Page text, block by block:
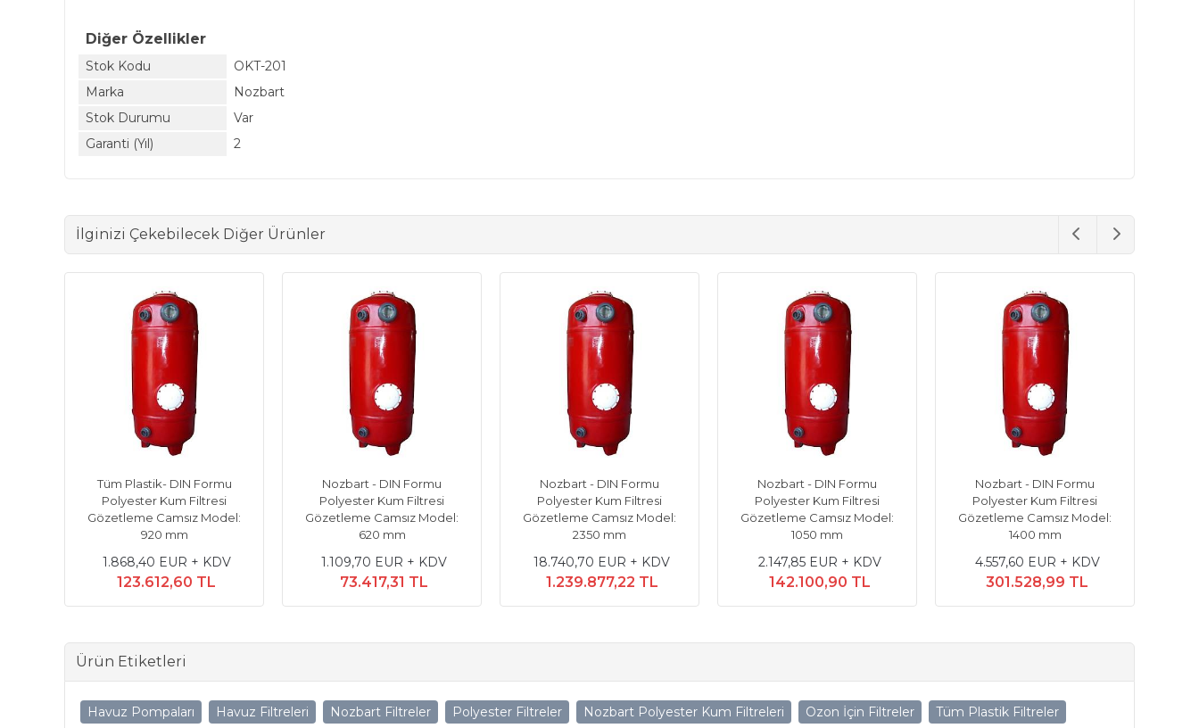
Diğer Özellikler
Stok Kodu
OKT-201
Marka
Nozbart
Stok Durumu
Var
Garanti (Yıl)
2
İlginizi Çekebilecek Diğer Ürünler
Tüm Plastik- DIN Formu
Polyester Kum Filtresi
Gözetleme Camsız Model:
920 mm
1.868,40 EUR + KDV
123.612,60 TL
Nozbart - DIN Formu
Polyester Kum Filtresi
Gözetleme Camsız Model:
620 mm
1.109,70 EUR + KDV
73.417,31 TL
Nozbart - DIN Formu
Polyester Kum Filtresi
Gözetleme Camsız Model:
2350 mm
18.740,70 EUR + KDV
1.239.877,22 TL
Nozbart - DIN Formu
Polyester Kum Filtresi
Gözetleme Camsız Model:
1050 mm
2.147,85 EUR + KDV
142.100,90 TL
Nozbart - DIN Formu
Polyester Kum Filtresi
Gözetleme Camsız Model:
1400 mm
4.557,60 EUR + KDV
301.528,99 TL
Ürün Etiketleri
Havuz Pompaları Havuz Filtreleri Nozbart Filtreler Polyester Filtreler Nozbart Polyester Kum Filtreleri Ozon İçin Filtreler Tüm Plastik Filtreler